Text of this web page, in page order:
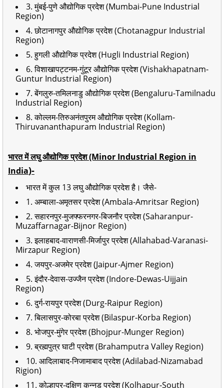
3. मुंबई-पुणे औद्योगिक प्रदेश (Mumbai-Pune Industrial
Region)
4. छोटानागपुर औद्योगिक प्रदेश (Chotanagpur Industrial
Region)
5. हुगली औद्योगिक प्रदेश (Hugli Industrial Region)
6. विशाखापट्टनम-गुंटूर औद्योगिक प्रदेश (Vishakhapatnam-
Guntur Industrial Region)
7. बेंगलुरु-तमिलनाडु औद्योगिक प्रदेश (Bengaluru-Tamilnadu
Industrial Region)
8. कोल्लम-तिरुअनंतपुरम औद्योगिक प्रदेश (Kollam-
Thiruvananthapuram Industrial Region)
भारत में लघु औद्योगिक प्रदेश (Minor Industrial Region in
India)-
भारत में कुल 13 लघु औद्योगिक प्रदेश है। जैसे-
1. अम्बाला-अमृतसर प्रदेश (Ambala-Amritsar Region)
2. सहारनपुर-मुजफ्फरनगर-बिजनौर प्रदेश (Saharanpur-
Muzaffarnagar-Bijnor Region)
3. इलाहबाद-वाराणसी-मिर्जापुर प्रदेश (Allahabad-Varanasi-
Mirzapur Region)
4. जयपुर-अजमेर प्रदेश (Jaipur-Ajmer Region)
5. इंदौर-देवास-उज्जैन प्रदेश (Indore-Dewas-Uijjain
Region)
6. दुर्ग-रायपुर प्रदेश (Durg-Raipur Region)
7. बिलासपुर-कोरबा प्रदेश (Bilaspur-Korba Region)
8. भोजपुर-मुंगेर प्रदेश (Bhojpur-Munger Region)
9. ब्रह्मपुत्र घाटी प्रदेश (Brahamputra Valley Region)
10. आदिलाबाद-निजामाबाद प्रदेश (Adilabad-Nizamabad
Rigion)
11. कोल्हापुर-दक्षिण कन्नड़ प्रदेश (Kolhapur-South